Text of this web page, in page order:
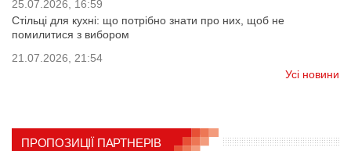
25.07.2026, 16:59
Стільці для кухні: що потрібно знати про них, щоб не
помилитися з вибором
21.07.2026, 21:54
Усі новини
ПРОПОЗИЦІЇ ПАРТНЕРІВ